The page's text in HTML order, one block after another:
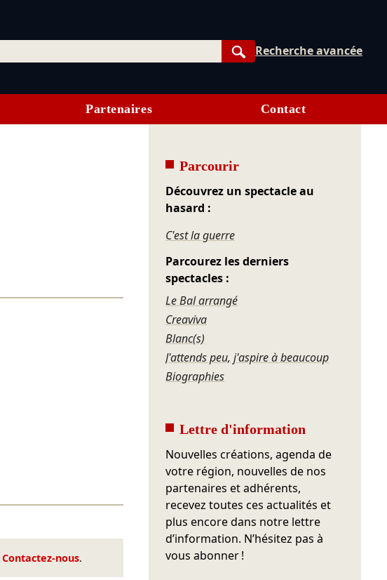
Rechercher
Recherche avancée
Partenaires Contact
Contactez-nous.
Parcourir
Découvrez un spectacle au
hasard :
C'est la guerre
Parcourez les derniers
spectacles :
Le Bal arrangé
Creaviva
Blanc(s)
J'attends peu, j'aspire à beaucoup
Biographies
Lettre d'information
Nouvelles créations, agenda de
votre région, nouvelles de nos
partenaires et adhérents,
recevez toutes ces actualités et
plus encore dans notre lettre
d’information. N’hésitez pas à
vous abonner !